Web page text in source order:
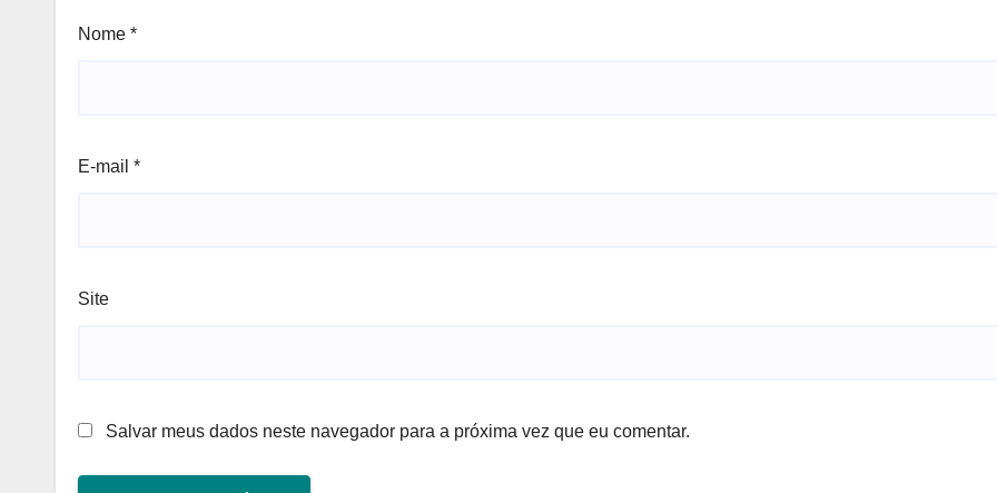
Nome *
E-mail *
Site
Salvar meus dados neste navegador para a próxima vez que eu comentar.